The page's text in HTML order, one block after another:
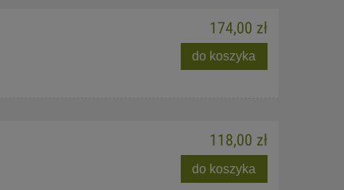
174,00 zł
do koszyka
118,00 zł
do koszyka